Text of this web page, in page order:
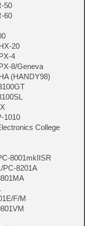
50
60
20
4
8/Geneva
(HANDY98)
1010
College
8001mkIISR
PC-8201A
F/M